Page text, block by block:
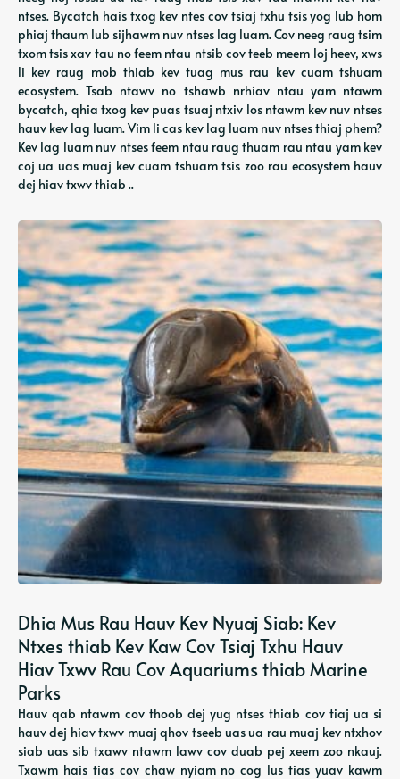
ntses. Bycatch hais txog kev ntes cov tsiaj txhu tsis yog lub hom
phiaj thaum lub sijhawm nuv ntses lag luam. Cov neeg raug tsim
txom tsis xav tau no feem ntau ntsib cov teeb meem loj heev, xws
li kev raug mob thiab kev tuag mus rau kev cuam tshuam
ecosystem. Tsab ntawv no tshawb nrhiav ntau yam ntawm
bycatch, qhia txog kev puas tsuaj ntxiv los ntawm kev nuv ntses
hauv kev lag luam. Vim li cas kev lag luam nuv ntses thiaj phem?
Kev lag luam nuv ntses feem ntau raug thuam rau ntau yam kev
coj ua uas muaj kev cuam tshuam tsis zoo rau ecosystem hauv
dej hiav txwv thiab ..
Dhia Mus Rau Hauv Kev Nyuaj Siab: Kev
Ntxes thiab Kev Kaw Cov Tsiaj Txhu Hauv
Hiav Txwv Rau Cov Aquariums thiab Marine
Parks
Hauv qab ntawm cov thoob dej yug ntses thiab cov tiaj ua si
hauv dej hiav txwv muaj qhov tseeb uas ua rau muaj kev ntxhov
siab uas sib txawv ntawm lawv cov duab pej xeem zoo nkauj.
Txawm hais tias cov chaw nyiam no cog lus tias yuav kawm